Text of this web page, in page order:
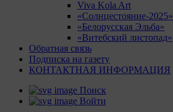
Viva Kola Art
«Солнцестояние-2025»
«Белорусская Эльба»
«Витебский листопад»
Обратная связь
Подписка на газету
КОНТАКТНАЯ ИНФОРМАЦИЯ
Поиск
Войти